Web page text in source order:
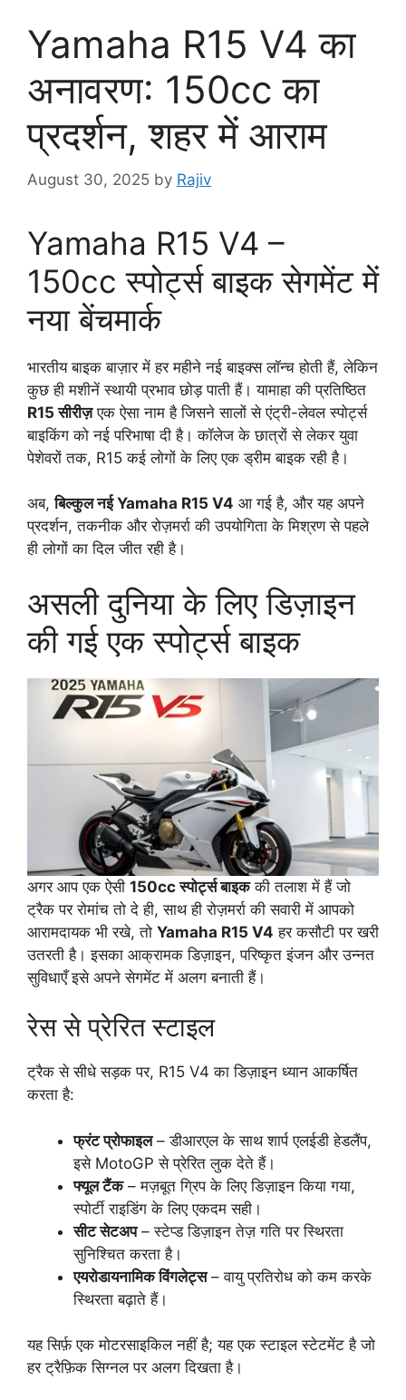
Yamaha R15 V4 का
अनावरण: 150cc का
प्रदर्शन, शहर में आराम
August 30, 2025 by Rajiv
Yamaha R15 V4 –
150cc स्पोर्ट्स बाइक सेगमेंट में
नया बेंचमार्क
भारतीय बाइक बाज़ार में हर महीने नई बाइक्स लॉन्च होती हैं, लेकिन
कुछ ही मशीनें स्थायी प्रभाव छोड़ पाती हैं। यामाहा की प्रतिष्ठित
R15 सीरीज़एक ऐसा नाम है जिसने सालों से एंट्री-लेवल स्पोर्ट्स
बाइकिंग को नई परिभाषा दी है। कॉलेज के छात्रों से लेकर युवा
पेशेवरों तक, R15 कई लोगों के लिए एक ड्रीम बाइक रही है।
अब,बिल्कुल नई Yamaha R15 V4 आ गई है, और यह अपने
प्रदर्शन, तकनीक और रोज़मर्रा की उपयोगिता के मिश्रण से पहले
ही लोगों का दिल जीत रही है।
असली दुनिया के लिए डिज़ाइन
की गई एक स्पोर्ट्स बाइक
अगर आप एक ऐसी 150cc स्पोर्ट्स बाइककी तलाश में हैं जो
ट्रैक पर रोमांच तो दे ही, साथ ही रोज़मर्रा की सवारी में आपको
आरामदायक भी रखे, तो Yamaha R15 V4 हर कसौटी पर खरी
उतरती है। इसका आक्रामक डिज़ाइन, परिष्कृत इंजन और उन्नत
सुविधाएँ इसे अपने सेगमेंट में अलग बनाती हैं।
रेस से प्रेरित स्टाइल
ट्रैक से सीधे सड़क पर, R15 V4 का डिज़ाइन ध्यान आकर्षित
करता है:
फ्रंट प्रोफाइल– डीआरएल के साथ शार्प एलईडी हेडलैंप,
इसे MotoGP से प्रेरित लुक देते हैं।
फ्यूल टैंक– मज़बूत ग्रिप के लिए डिज़ाइन किया गया,
स्पोर्टी राइडिंग के लिए एकदम सही।
सीट सेटअप– स्टेप्ड डिज़ाइन तेज़ गति पर स्थिरता
सुनिश्चित करता है।
एयरोडायनामिक विंगलेट्स– वायु प्रतिरोध को कम करके
स्थिरता बढ़ाते हैं।
यह सिर्फ़ एक मोटरसाइकिल नहीं है; यह एक स्टाइल स्टेटमेंट है जो
हर ट्रैफ़िक सिग्नल पर अलग दिखता है।